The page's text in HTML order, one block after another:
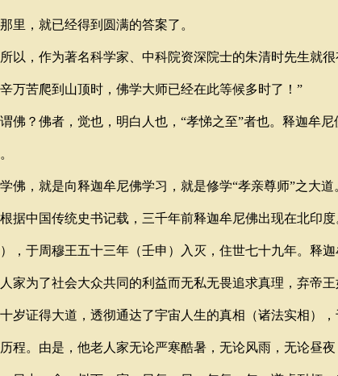
里，就已经得到圆满的答案了。
以，作为著名科学家、中科院资深院士的朱清时先生就
万苦爬到山顶时，佛学大师已经在此等候多时了！”
佛？佛者，觉也，明白人也，“孝悌之至”者也。释迦牟
佛，就是向释迦牟尼佛学习，就是修学“孝亲尊师”之大道
据中国传统史书记载，三千年前释迦牟尼佛出现在北印
，于周穆王五十三年（壬申）入灭，住世七十九年。释
家为了社会大众共同的利益而无私无畏追求真理，弃帝
岁证得大道，透彻通达了宇宙人生的真相（诸法实相）
程。由是，他老人家无论严寒酷暑，无论风雨，无论昼